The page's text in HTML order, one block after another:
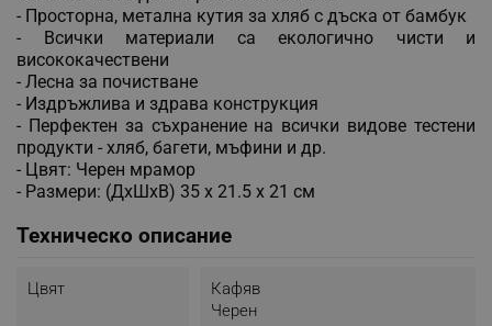
- Просторна, метална кутия за хляб с дъска от бамбук
- Всички материали са екологично чисти и
висококачествени
- Лесна за почистване
- Издръжлива и здрава конструкция
- Перфектен за съхранение на всички видове тестени
продукти - хляб, багети, мъфини и др.
- Цвят: Черен мрамор
- Размери: (ДхШхВ) 35 x 21.5 x 21 см
Техническо описание
Цвят
Кафяв
Черен